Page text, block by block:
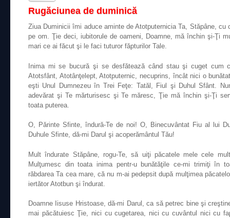
Rugăciunea de duminică
Ziua Duminicii îmi aduce aminte de Atotputernicia Ta, Stăpâne,
pe om. Ţie deci, iubitorule de oameni, Doamne, mă închin şi-Ţi
mari ce ai făcut şi le faci tuturor făpturilor Tale.
Inima mi se bucură şi se desfătează când stau şi cuget cum
Atotsfânt, Atotânţelept, Atotputernic, necuprins, încât nici o
eşti Unul Dumnezeu în Trei Feţe: Tatăl, Fiul şi Duhul Sfânt.
adevărat şi Te mărturisesc şi Te măresc, Ţie mă închin şi-Ţi
toata puterea.
O, Părinte Sfinte, îndură-Te de noi! O, Binecuvântat Fiu al lui
Duhule Sfinte, dă-mi Darul şi acoperământul Tău!
Mult îndurate Stăpâne, rogu-Te, să uiţi păcatele mele cele
Mulţumesc din toata inima pentr-u bunătăţile ce-mi trimiţi în
răbdarea Ta cea mare, că nu m-ai pedepsit după mulţimea
iertător Atotbun şi îndurat.
Doamne Iisuse Hristoase, dă-mi Darul, ca să petrec bine şi
mai păcătuiesc Ţie, nici cu cugetarea, nici cu cuvântul nici cu